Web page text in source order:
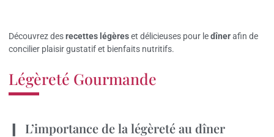
Découvrez desrecettes légèreset délicieuses pour ledînerafin de
concilier plaisir gustatif et bienfaits nutritifs.
Légèreté Gourmande
L’importance de la légèreté au dîner